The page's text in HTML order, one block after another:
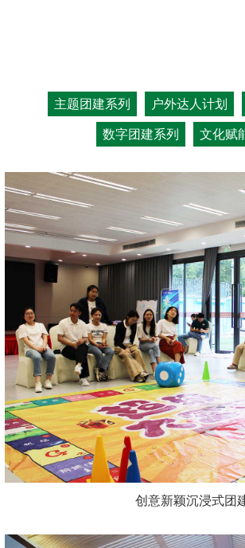
主题团建系列 户外达人计划
数字团建系列 文化赋
创意新颖沉浸式团